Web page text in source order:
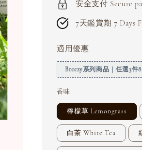
安全支付 Secure
7天鑑賞期 7 Days
適用優惠
Breezy系列商品｜任選3件
香味
檸檬草 Lemongrass
白茶 White Tea